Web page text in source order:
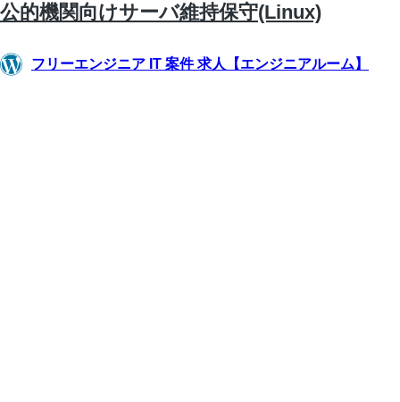
公的機関向けサーバ維持保守(Linux)
フリーエンジニア IT 案件 求人【エンジニアルーム】